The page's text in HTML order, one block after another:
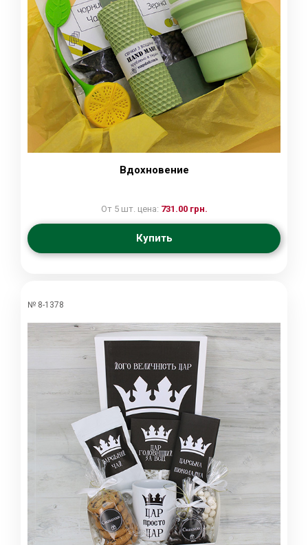
Вдохновение
От 5 шт. цена: 731.00 грн.
Купить
№ 8-1378